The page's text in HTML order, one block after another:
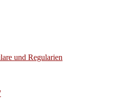
und Regularien